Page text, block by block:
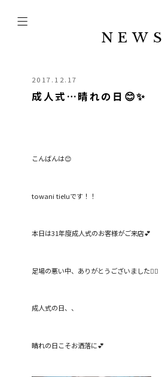
NEWS
2017.12.17
成人式…晴れの日😊✨
こんばんは😊
towani tieluです！！
本日は31年度成人式のお客様がご来店💕
足場の悪い中、ありがとうございました🙇‍♀️
成人式の日、、
晴れの日こそお洒落に💕